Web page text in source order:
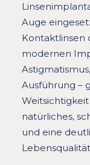
Auge
Kontaktlinsen
modernen
Ausführung –
Weitsichtigkeit
natürliches,
und eine